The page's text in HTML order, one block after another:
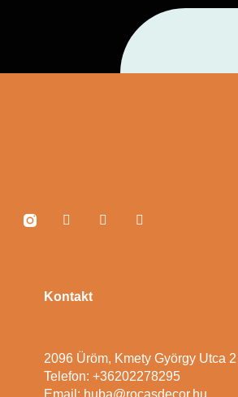
Kontakt
2096 Üröm, Kmety György Utca 2
Telefon: +36202278295
Email: huba@rocasdecor.hu